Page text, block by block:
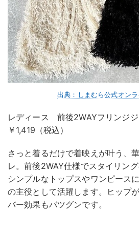
出典：しまむら公式オン
レディース 前後2WAYフリンジジ
￥1,419（税込）
さっと着るだけで着映えが叶う、
レ。前後2WAY仕様でスタイリン
シンプルなトップスやワンピース
の主役として活躍します。ヒップ
バー効果もバツグンです。